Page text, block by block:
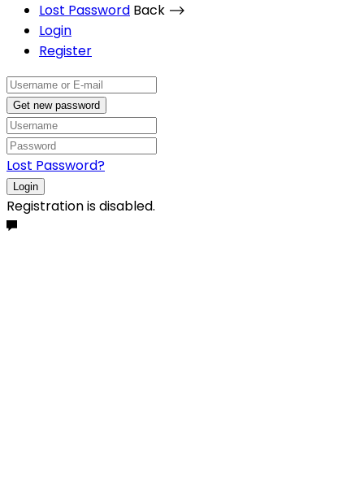
Lost Password Back ⟶
Login
Register
Get new password
Lost Password?
Login
Registration is disabled.